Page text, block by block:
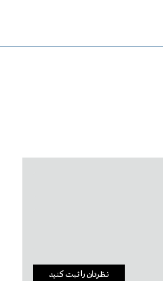
نظرتان را ثبت کنید